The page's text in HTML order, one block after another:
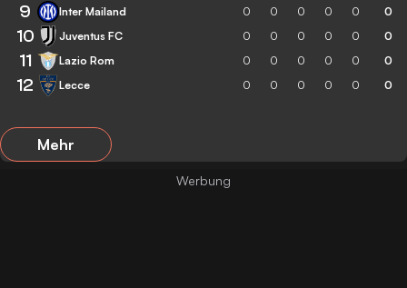
9 Inter Mailand 0 0 0 0 0 0
10 Juventus FC 0 0 0 0 0 0
11 Lazio Rom 0 0 0 0 0 0
12 Lecce 0 0 0 0 0 0
Mehr